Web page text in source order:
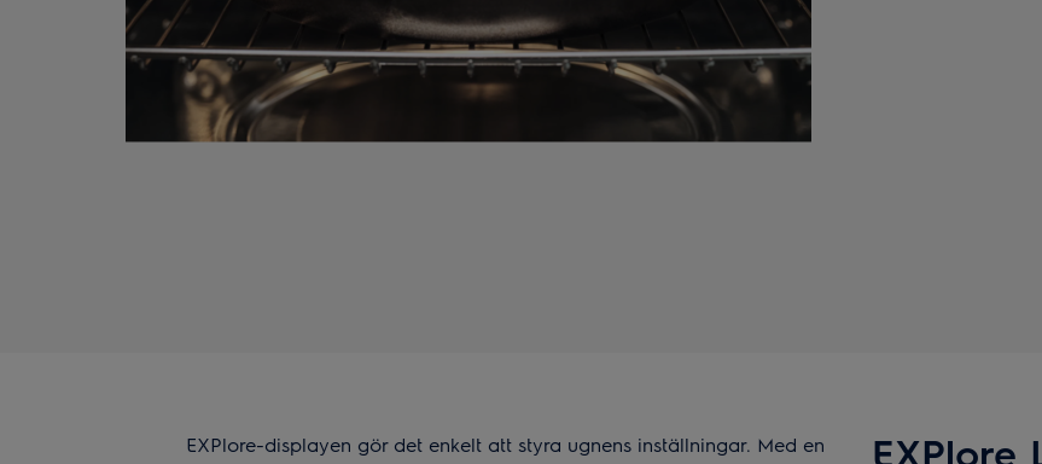
EXPlore
EXPlore-displayen gör det enkelt att styra ugnens inställningar. Med en